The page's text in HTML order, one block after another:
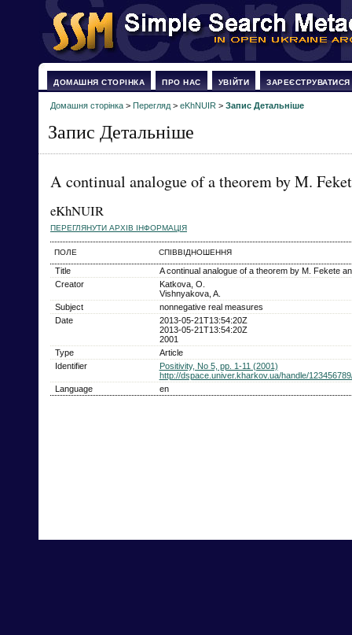
ДОМАШНЯ СТОРІНКА ПРО НАС УВІЙТИ ЗАРЕЄСТРУВАТИСЯ
Домашня сторінка > Перегляд > eKhNUIR > Запис Детальніше
Запис Детальніше
A continual analogue of a theorem by M.
eKhNUIR
ПЕРЕГЛЯНУТИ АРХІВ ІНФОРМАЦІЯ
ПОЛЕ СПІВВІДНОШЕННЯ
Title
A continual analogue of a theorem by M. Fekete
Creator
Katkova, O.
Vishnyakova, A.
Subject
nonnegative real measures
Date
2013-05-21T13:54:20Z
2013-05-21T13:54:20Z
2001
Type
Article
Identifier
Positivity, No 5, pp. 1-11 (2001)
http://dspace.univer.kharkov.ua/handle/
Language
en